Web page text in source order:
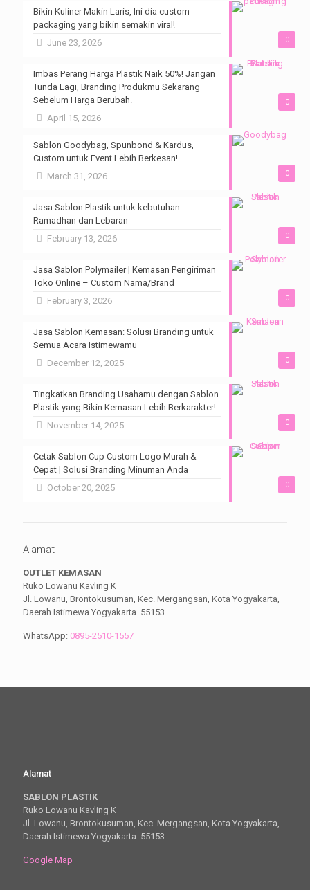
0
Bikin Kuliner Makin Laris, Ini dia custom
packaging yang bikin semakin viral!
June 23, 2026
0
Imbas Perang Harga Plastik Naik 50%! Jangan
Tunda Lagi, Branding Produkmu Sekarang
Sebelum Harga Berubah.
April 15, 2026
0
Sablon Goodybag, Spunbond & Kardus,
Custom untuk Event Lebih Berkesan!
March 31, 2026
0
Jasa Sablon Plastik untuk kebutuhan
Ramadhan dan Lebaran
February 13, 2026
0
Jasa Sablon Polymailer | Kemasan Pengiriman
Toko Online – Custom Nama/Brand
February 3, 2026
0
Jasa Sablon Kemasan: Solusi Branding untuk
Semua Acara Istimewamu
December 12, 2025
0
Tingkatkan Branding Usahamu dengan Sablon
Plastik yang Bikin Kemasan Lebih Berkarakter!
November 14, 2025
0
Cetak Sablon Cup Custom Logo Murah &
Cepat | Solusi Branding Minuman Anda
October 20, 2025
Alamat
OUTLET KEMASAN
Ruko Lowanu Kavling K
Jl. Lowanu, Brontokusuman, Kec. Mergangsan, Kota Yogyakarta,
Daerah Istimewa Yogyakarta. 55153
WhatsApp: 0895-2510-1557
Alamat
SABLON PLASTIK
Ruko Lowanu Kavling K
Jl. Lowanu, Brontokusuman, Kec. Mergangsan, Kota Yogyakarta,
Daerah Istimewa Yogyakarta. 55153
Google Map